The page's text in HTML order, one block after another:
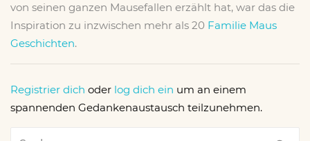
von seinen ganzen Mausefallen erzählt hat, war das die
Inspiration zu inzwischen mehr als 20 Familie Maus
Geschichten.
Registrier dich oder log dich ein um an einem
spannenden Gedankenaustausch teilzunehmen.